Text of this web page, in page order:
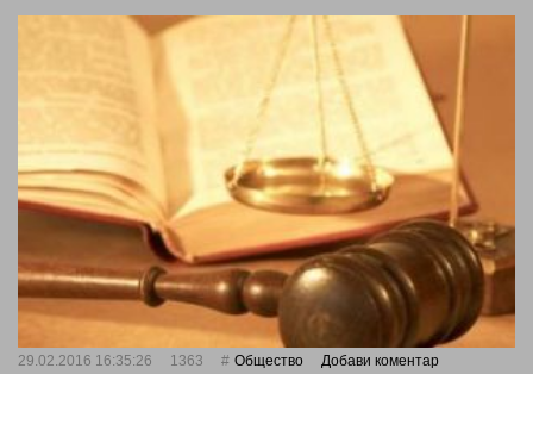
29.02.2016 16:35:26 1363 Общество Добави коментар